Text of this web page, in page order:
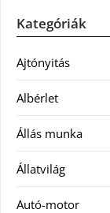
Kategóriák
Ajtónyitás
Albérlet
Állás munka
Állatvilág
Autó-motor